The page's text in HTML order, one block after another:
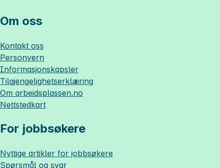
Om oss
Kontakt oss
Personvern
Informasjonskapsler
Tilgjengelighetserklæring
Om arbeidsplassen.no
Nettstedkart
For jobbsøkere
Nyttige artikler for jobbsøkere
Spørsmål og svar